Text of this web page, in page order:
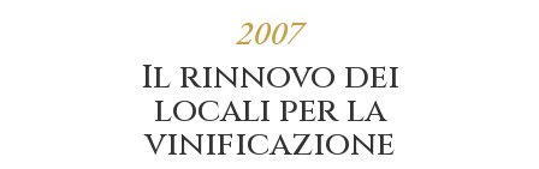
2007
Il rinnovo dei
locali per la
vinificazione